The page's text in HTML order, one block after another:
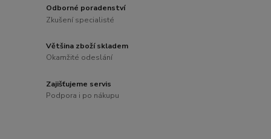
Odborné poradenství
Zkušení specialisté
Většina zboží skladem
Okamžité odeslání
Zajišťujeme servis
Podpora i po nákupu